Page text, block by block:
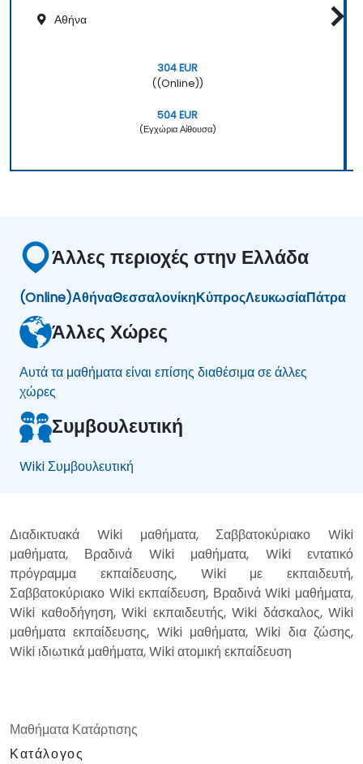
Αθήνα
304 EUR
((Online))
504 EUR
(Εγχώρια Αίθουσα)
Άλλες περιοχές στην Ελλάδα
(Online)ΑθήναΘεσσαλονίκηΚύπροςΛευκωσίαΠάτρα
Άλλες Χώρες
Αυτά τα μαθήματα είναι επίσης διαθέσιμα σε άλλες
χώρες
Συμβουλευτική
Wiki Συμβουλευτική
Διαδικτυακά Wiki μαθήματα, Σαββατοκύριακο Wiki
μαθήματα, Βραδινά Wiki μαθήματα, Wiki εντατικό
πρόγραμμα εκπαίδευσης, Wiki με εκπαιδευτή,
Σαββατοκύριακο Wiki εκπαίδευση, Βραδινά Wiki μαθήματα,
Wiki καθοδήγηση, Wiki εκπαιδευτής, Wiki δάσκαλος, Wiki
μαθήματα εκπαίδευσης, Wiki μαθήματα, Wiki δια ζώσης,
Wiki ιδιωτικά μαθήματα, Wiki ατομική εκπαίδευση
Μαθήματα Κατάρτισης
Κατάλογος